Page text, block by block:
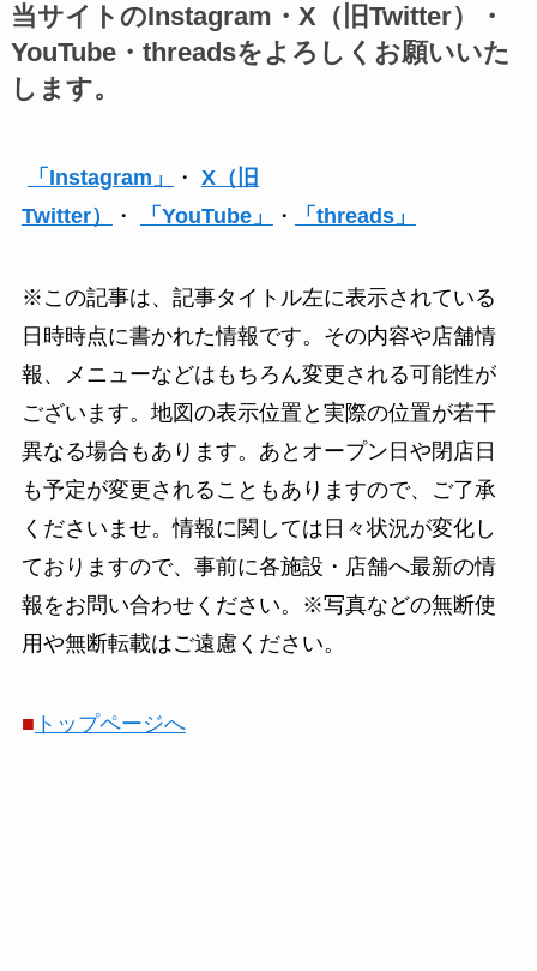
当サイトのInstagram・X（旧Twitter）・
YouTube・threadsをよろしくお願いいた
します。
「Instagram」 ・ X（旧
Twitter）
・ 「YouTube」 ・ 「threads」
※この記事は、記事タイトル左に表示されている
日時時点に書かれた情報です。その内容や店舗情
報、メニューなどはもちろん変更される可能性が
ございます。地図の表示位置と実際の位置が若干
異なる場合もあります。あとオープン日や閉店日
も予定が変更されることもありますので、ご了承
くださいませ。情報に関しては日々状況が変化し
ておりますので、事前に各施設・店舗へ最新の情
報をお問い合わせください。※写真などの無断使
用や無断転載はご遠慮ください。
■ トップページへ